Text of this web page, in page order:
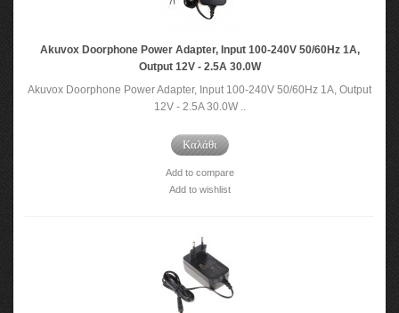
Akuvox Doorphone Power Adapter, Input 100-240V 50/60Hz 1A,
Output 12V - 2.5A 30.0W
Akuvox Doorphone Power Adapter, Input 100-240V 50/60Hz 1A, Output
12V - 2.5A 30.0W ..
Καλάθι
Add to compare
Add to wishlist